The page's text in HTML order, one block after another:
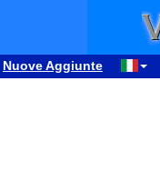
Nuove Aggiunte